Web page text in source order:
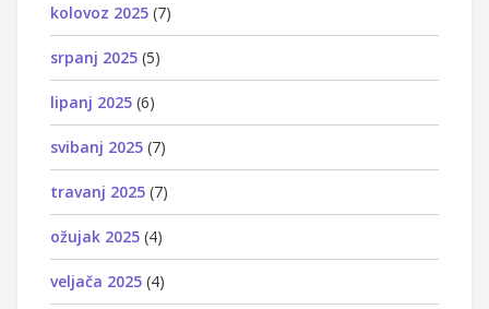
kolovoz 2025 (7)
srpanj 2025 (5)
lipanj 2025 (6)
svibanj 2025 (7)
travanj 2025 (7)
ožujak 2025 (4)
veljača 2025 (4)